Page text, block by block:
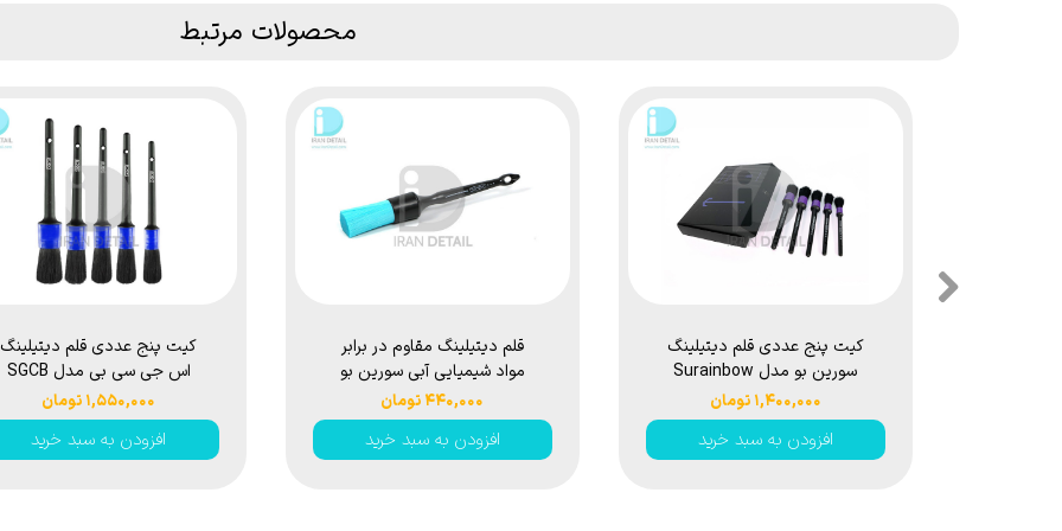
محصولات مرتبط
کیت پنج عددی قلم دیتیلینگ
اس جی سی بی مدل SGCB
Detail Brush Box SGGD046
۱,۵۵۰,۰۰۰ تومان
افزودن به سبد خرید
قلم دیتیلینگ مقاوم در برابر
مواد شیمیایی آبی سورین بو
مدل Surainbow Blue Details
Brush T02B
۴۴۰,۰۰۰ تومان
افزودن به سبد خرید
کیت پنج عددی قلم دیتیلینگ
سورین بو مدل Surainbow
Multifunction Details Brush
T02
۱,۴۰۰,۰۰۰ تومان
افزودن به سبد خرید